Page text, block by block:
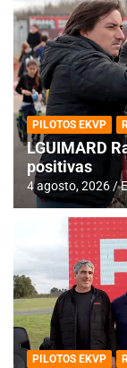
PILOTOS EKVP
LGUIMARD
positivas
4 agosto, 2026
PILOTOS EKVP